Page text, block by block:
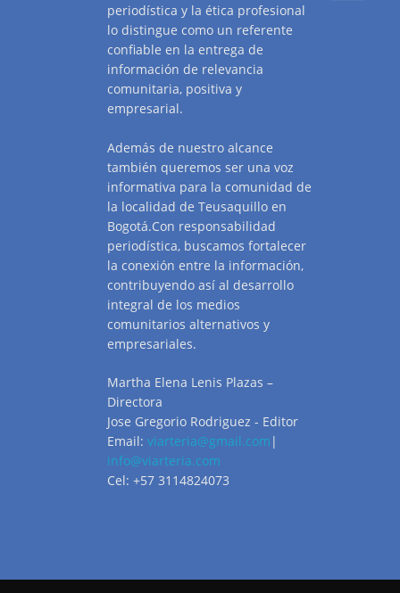
periodística y la ética profesional
lo distingue como un referente
confiable en la entrega de
información de relevancia
comunitaria, positiva y
empresarial.
Además de nuestro alcance
también queremos ser una voz
informativa para la comunidad de
la localidad de Teusaquillo en
Bogotá.Con responsabilidad
periodística, buscamos fortalecer
la conexión entre la información,
contribuyendo así al desarrollo
integral de los medios
comunitarios alternativos y
empresariales.
Martha Elena Lenis Plazas –
Directora
Jose Gregorio Rodriguez - Editor
Email: viarteria@gmail.com |
info@viarteria.com
Cel: +57 3114824073